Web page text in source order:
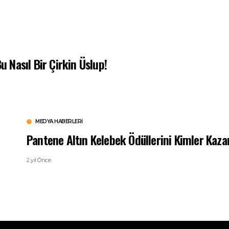
Nasıl Bir Çirkin Üslup!
MEDYA HABERLERI
Pantene Altın Kelebek Ödüllerini Kimler
2 yıl Önce